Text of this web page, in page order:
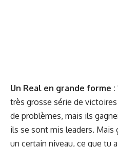
Un Real en grande forme :
très grosse série de
de problèmes, mais ils
ils se sont mis leaders. Mais
un certain niveau, ce que tu